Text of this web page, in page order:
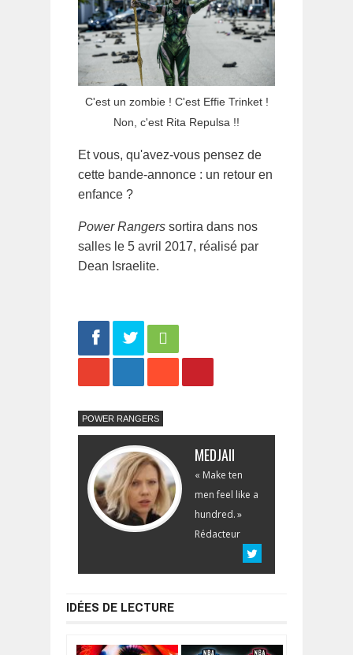
C'est un zombie ! C'est Effie Trinket !
Non, c'est Rita Repulsa !!
Et vous, qu'avez-vous pensez de
cette bande-annonce : un retour en
enfance ?
Power Rangers sortira dans nos
salles le 5 avril 2017, réalisé par
Dean Israelite.
POWER RANGERS
MEDJAII
« Make ten
men feel like a
hundred. »
Rédacteur
IDÉES DE LECTURE